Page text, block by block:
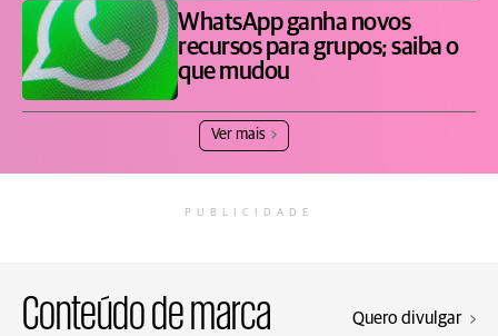
WhatsApp ganha novos
recursos para grupos; saiba o
que mudou
Ver mais
PUBLICIDADE
Conteúdo de marca Quero divulgar